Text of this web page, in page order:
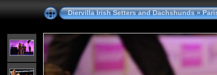
Diervilla Irish Setters and Dachshunds»